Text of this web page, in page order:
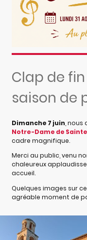
Clap de
saison de
Dimanche 7 juin ,
Notre-Dame de
cadre magnifique.
Merci au public, venu
chaleureux
accueil.
Quelques images sur
agréable moment de